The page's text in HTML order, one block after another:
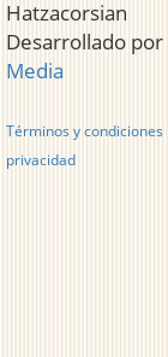
Hatzacorsian
Desarrollado por
Media
Términos y condiciones
privacidad